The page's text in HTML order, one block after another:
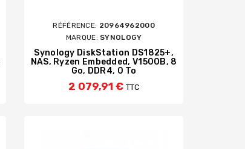
RÉFÉRENCE: 20964962000
MARQUE: SYNOLOGY
Synology DiskStation DS1825+,
NAS, Ryzen Embedded, V1500B, 8
Go, DDR4, 0 To
2 079,91 € TTC